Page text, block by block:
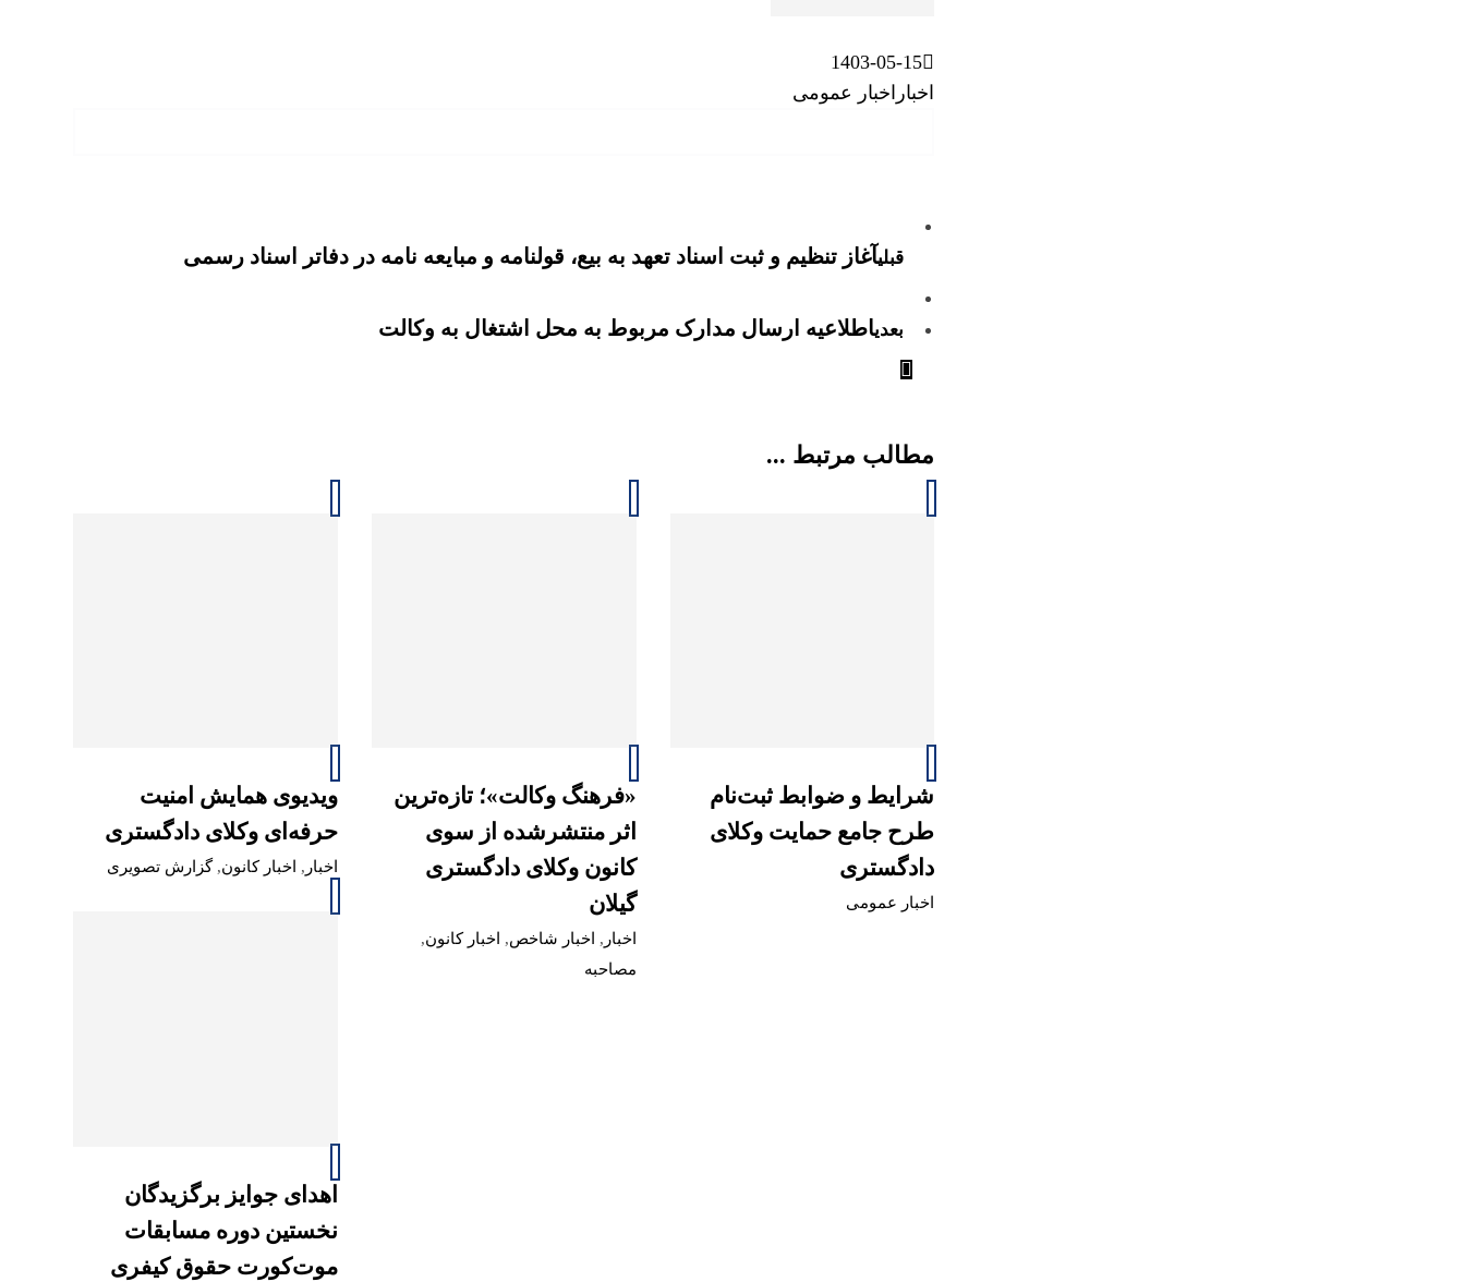
1403-05-15
اخبار اخبار عمومی
قبلیآغاز تنظیم و ثبت اسناد تعهد به بیع، قولنامه و مبایعه‌ نامه در دفاتر اسناد رسمی
بعدیاطلاعیه ارسال مدارک مربوط به محل اشتغال به وکالت
مطالب مرتبط ...
شرایط و ضوابط ثبت‌نام
طرح جامع حمایت وکلای
دادگستری
اخبار عمومی
«فرهنگ وکالت»؛ تازه‌ترین
اثر منتشرشده از سوی
کانون وکلای دادگستری
گیلان
اخبار , اخبار شاخص, اخبار کانون,
مصاحبه
ویدیوی همایش امنیت
حرفه‌ای وکلای دادگستری
اخبار , اخبار کانون,گزارش تصویری
اهدای جوایز برگزیدگان
نخستین دوره مسابقات
موت‌کورت حقوق کیفری